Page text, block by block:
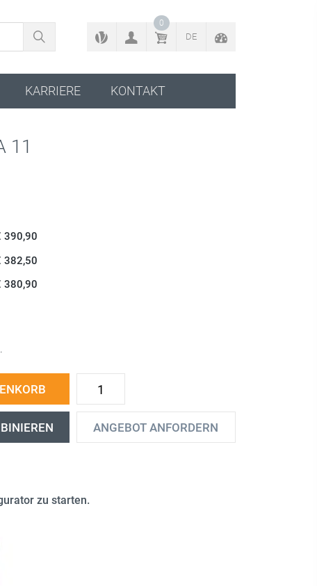
ZURÜCK ZUM KONFIGURATOR
0
DE
KARRIERE KONTAKT
11
390,90
382,50
380,90
ANGEBOT ANFORDERN
zu starten.